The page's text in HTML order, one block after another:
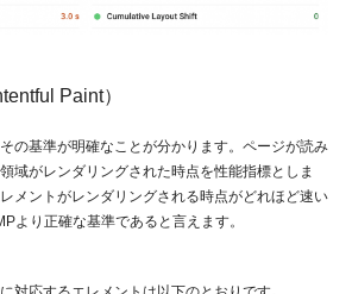
Paint）
の基準が明確なことが分かります。ページが読み
域がレンダリングされた時点を性能指標としま
メントがレンダリングされる時点がどれほど速い
より正確な基準であると言えます。